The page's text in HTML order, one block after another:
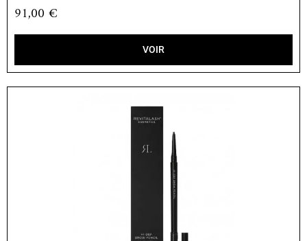
91,00 €
VOIR